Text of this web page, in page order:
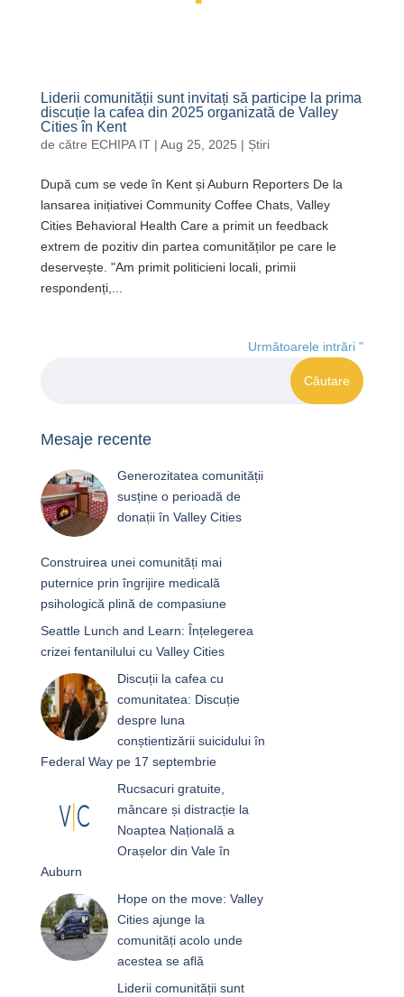
Liderii comunității sunt invitați să participe la prima
discuție la cafea din 2025 organizată de Valley
Cities în Kent
de către ECHIPA IT| Aug 25, 2025 | Știri
După cum se vede în Kent și Auburn Reporters De la
lansarea inițiativei Community Coffee Chats, Valley
Cities Behavioral Health Care a primit un feedback
extrem de pozitiv din partea comunităților pe care le
deservește. "Am primit politicieni locali, primii
respondenți,...
Următoarele intrări "
Mesaje recente
Generozitatea comunității
susține o perioadă de
donații în Valley Cities
Construirea unei comunități mai
puternice prin îngrijire medicală
psihologică plină de compasiune
Seattle Lunch and Learn: Înțelegerea
crizei fentanilului cu Valley Cities
Discuții la cafea cu
comunitatea: Discuție
despre luna
conștientizării suicidului în
Federal Way pe 17 septembrie
Rucsacuri gratuite,
mâncare și distracție la
Noaptea Națională a
Orașelor din Vale în
Auburn
Hope on the move: Valley
Cities ajunge la
comunități acolo unde
acestea se află
Liderii comunității sunt